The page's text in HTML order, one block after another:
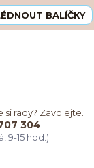
BALÍČKY
si rady? Zavolejte.
304
9-15 hod.)